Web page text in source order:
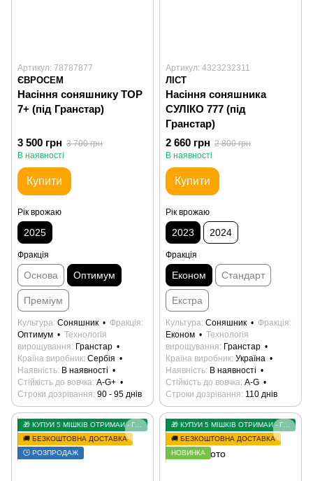
Артикул: 78787877
ЄВРОСЕМ
Насіння соняшнику ТОР
7+ (під Гранстар)
3 500 грн 3 700 грн
В наявності
Купити
Рік врожаю
2025
Фракція
Основа Оптимум
Преміум
Культура Соняшник
Фракція
Оптимум
Технологія
вирощування Гранстар
Країна виробник Сербія
Наявність В наявності
Стійкість до вовчка А-G+
Строки дозрівання 90 - 95 днів
Артикул: 4323232311
ЛІСТ
Насіння соняшника
СУЛІКО 777 (під
Гранстар)
2 660 грн 2 800 грн
В наявності
Купити
Рік врожаю
2023 2024
Фракція
Економ Стандарт
Екстра
Культура Соняшник
Фракція
Економ
Технологія
вирощування Гранстар
Країна виробник Україна
Наявність В наявності
Стійкість до вовчка А-G
Строки дозрівання 110 днів
🚚 БЕЗКОШТОВНА ДОСТАВКА
🕒 РОЗПРОДАЖ
🚚 БЕЗКОШТОВНА ДОСТАВКА
НОВИНКА